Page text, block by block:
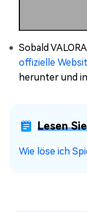
Sobald
offizielle
herunter und
Lesen
Wie löse ich